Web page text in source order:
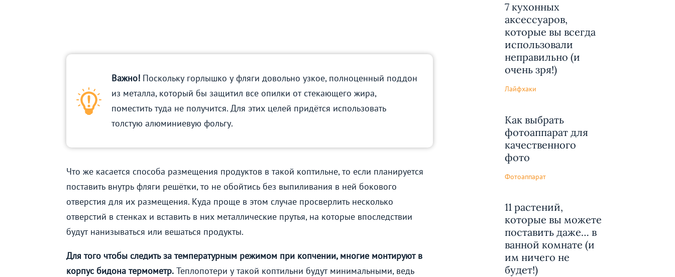
Важно! Поскольку горлышко у фляги довольно узкое, полноценный поддон
из металла, который бы защитил все опилки от стекающего жира,
поместить туда не получится. Для этих целей придётся использовать
толстую алюминиевую фольгу.
Что же касается способа размещения продуктов в такой коптильне, то если планируется
поставить внутрь фляги решётки, то не обойтись без выпиливания в ней бокового
отверстия для их размещения. Куда проще в этом случае просверлить несколько
отверстий в стенках и вставить в них металлические прутья, на которые впоследствии
будут нанизываться или вешаться продукты.
Для того чтобы следить за температурным режимом при копчении, многие монтируют в
корпус бидона термометр. Теплопотери у такой коптильни будут минимальными, ведь
7 кухонных
аксессуаров,
которые вы всегда
использовали
неправильно (и
очень зря!)
Лайфхаки
Как выбрать
фотоаппарат для
качественного
фото
Фотоаппарат
11 растений,
которые вы можете
поставить даже… в
ванной комнате (и
им ничего не
будет!)